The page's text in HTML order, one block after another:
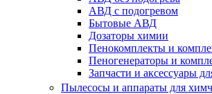
АВД с подогревом
Бытовые АВД
Дозаторы химии
Пенокомплекты и
Пеногенераторы и
Запчасти и аксессуары
Пылесосы и аппараты для